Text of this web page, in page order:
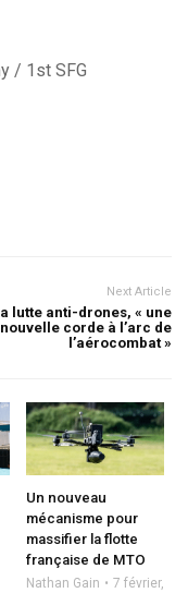
/ 1st SFG
Next Article
lutte anti-drones, « une
nouvelle corde à l’arc de
l’aérocombat »
Un nouveau
mécanisme pour
massifier la flotte
française de MTO
Nathan Gain
7 février,